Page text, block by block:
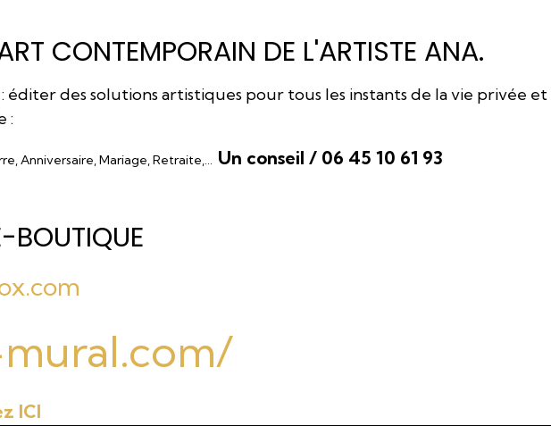
CONTEMPORAIN DE L'ARTISTE ANA.
des solutions artistiques pour tous les instants de la vie privée et
:
Anniversaire, Mariage, Retraite,… Un conseil / 06 45 10 61 93
BOUTIQUE
ICI